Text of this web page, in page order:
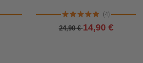
(4)
24,90 €14,90 €